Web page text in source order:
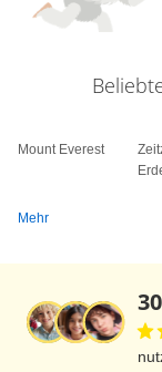
Mount Everest
Mehr